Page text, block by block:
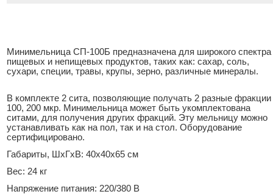
Минимельница СП-100Б предназначена для широкого спектра
пищевых и непищевых продуктов, таких как: сахар, соль,
сухари, специи, травы, крупы, зерно, различные минералы.
В комплекте 2 сита, позволяющие получать 2 разные фракции
100, 200 мкр. Минимельница может быть укомплектована
ситами, для получения других фракций. Эту мельницу можно
устанавливать как на пол, так и на стол. Оборудование
сертифицировано.
Габариты, ШхГхВ: 40х40х65 см
Вес: 24 кг
Напряжение питания: 220/380 В